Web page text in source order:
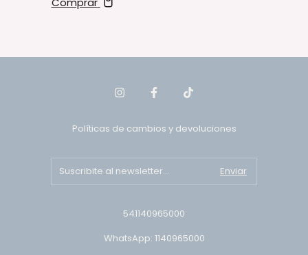
Políticas de cambios y devoluciones
541140965000
WhatsApp: 1140965000